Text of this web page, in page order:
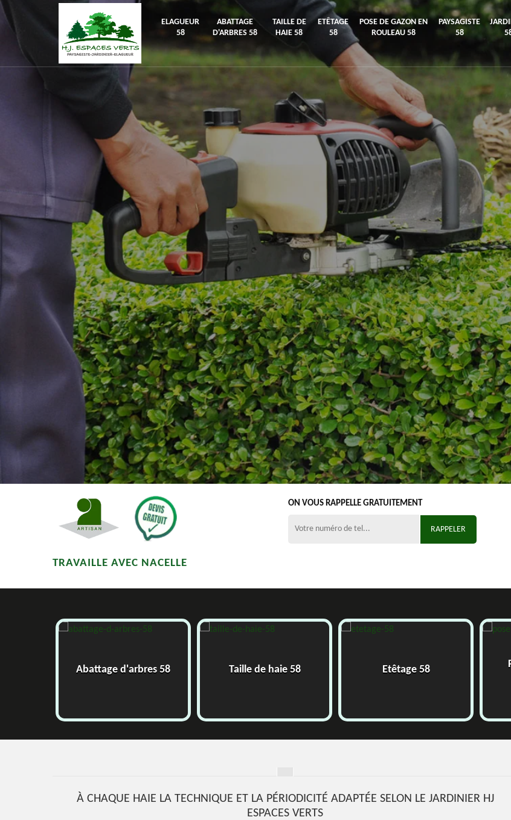
ELAGUEUR
58
ABATTAGE
D'ARBRES 58
TAILLE DE
HAIE 58
ETÊTAGE
58
POSE DE GAZON EN
ROULEAU 58
PAYSAGISTE
58
TRAVAILLE AVEC NACELLE
ON VOUS RAPPELLE GRATUITEMENT
Abattage d'arbres 58 Taille de haie 58 Etêtage 58
Pose
À CHAQUE HAIE LA TECHNIQUE ET LA PÉRIODICITÉ ADAPTÉE SELON LE JARDINIER HJ
ESPACES VERTS